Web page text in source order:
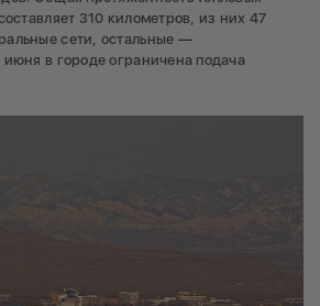
310 километров, из них 47
сети, остальные —
в городе ограничена подача